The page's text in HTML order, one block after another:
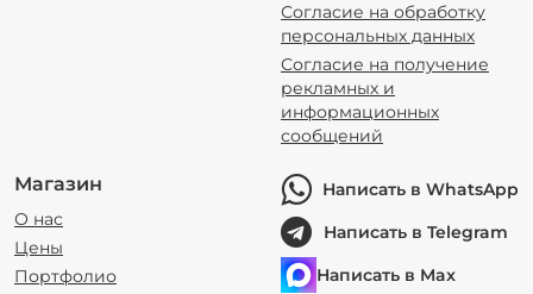
Согласие на обработку
персональных данных
Согласие на получение
рекламных и
информационных
сообщений
Магазин
О нас
Цены
Портфолио
Написать в WhatsApp
Написать в Telegram
Написать в Max